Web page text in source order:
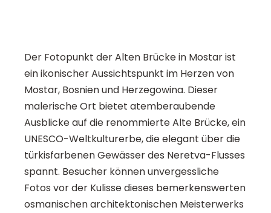
Der Fotopunkt der Alten Brücke in Mostar ist
ein ikonischer Aussichtspunkt im Herzen von
Mostar, Bosnien und Herzegowina. Dieser
malerische Ort bietet atemberaubende
Ausblicke auf die renommierte Alte Brücke, ein
UNESCO-Weltkulturerbe, die elegant über die
türkisfarbenen Gewässer des Neretva-Flusses
spannt. Besucher können unvergessliche
Fotos vor der Kulisse dieses bemerkenswerten
osmanischen architektonischen Meisterwerks